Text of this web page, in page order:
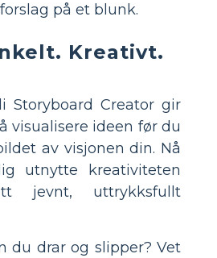
på et blunk.
Kreativt.
Storyboard Creator gir
visualisere ideen før du
av visjonen din. Nå
utnytte kreativiteten
jevnt, uttrykksfullt
du drar og slipper? Vet